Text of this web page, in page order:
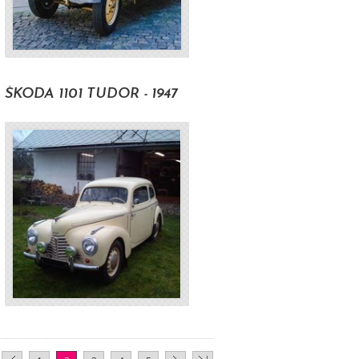
ŠKODA 1101 TUDOR - 1947